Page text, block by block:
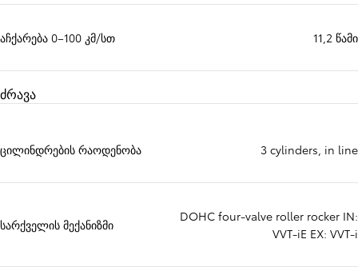
აჩქარება 0–100 კმ/სთ 11,2 წამი
ძრავა
ცილინდრების რაოდენობა 3 cylinders, in line
სარქველის მექანიზმი
DOHC four-valve roller rocker IN:
VVT-iE EX: VVT-i